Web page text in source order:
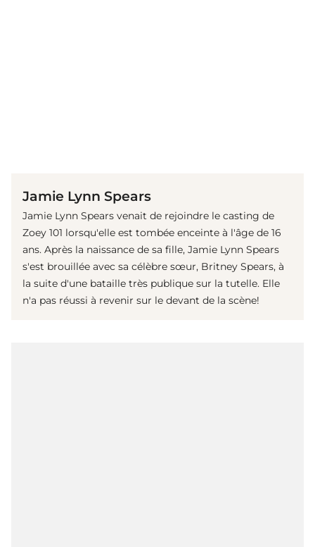
Jamie Lynn Spears
Jamie Lynn Spears venait de rejoindre le casting de
Zoey 101 lorsqu'elle est tombée enceinte à l'âge de 16
ans. Après la naissance de sa fille, Jamie Lynn Spears
s'est brouillée avec sa célèbre sœur, Britney Spears, à
la suite d'une bataille très publique sur la tutelle. Elle
n'a pas réussi à revenir sur le devant de la scène!